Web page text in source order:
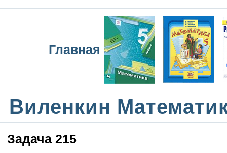
Главная
Виленкин
Задача 215